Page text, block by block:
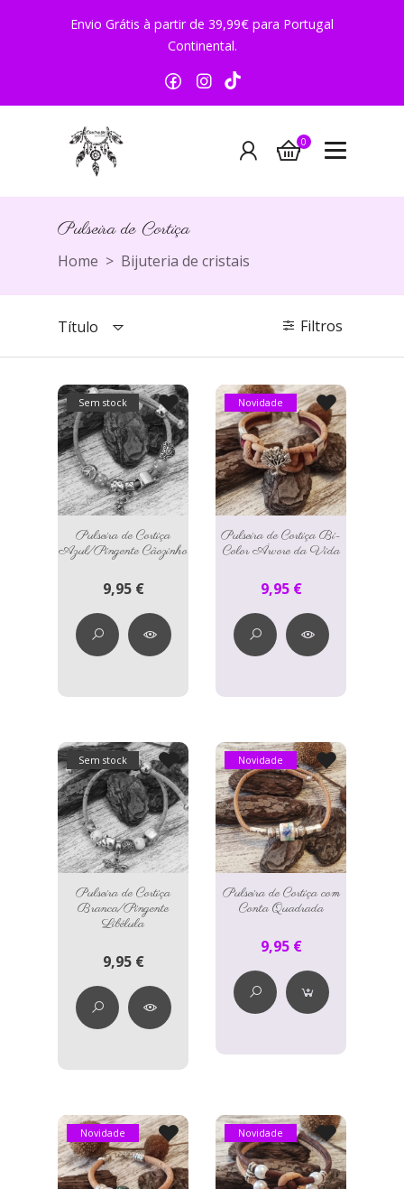
Envio Grátis à partir de 39,99€ para Portugal
Continental.
0
Pulseira de Cortiça
Pulseira de Cortiça
Home Bijuteria de cristais
Título Filtros
Sem stock
Pulseira de Cortiça
Azul/Pingente Cãozinho
9,95 €
Novidade
Pulseira de Cortiça Bi-
Color Árvore da Vida
9,95 €
Sem stock
Pulseira de Cortiça
Branca/Pingente
Libélula
9,95 €
Novidade
Pulseira de Cortiça com
Conta Quadrada
9,95 €
Novidade Novidade